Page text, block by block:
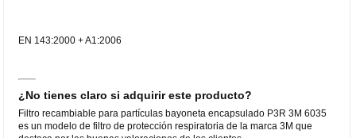
EN 143:2000 + A1:2006
¿No tienes claro si adquirir este producto?
Filtro recambiable para partículas bayoneta encapsulado P3R 3M 6035
es un modelo de filtro de protección respiratoria de la marca 3M que